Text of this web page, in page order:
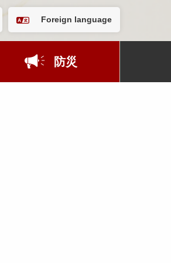
Foreign language
防災